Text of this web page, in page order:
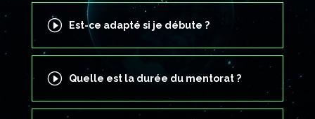
I Est-ce adapté si je débute ?
I Quelle est la durée du mentorat ?